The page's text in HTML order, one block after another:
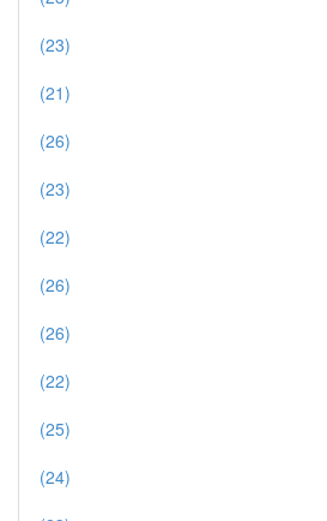
(23)
(21)
(26)
(23)
(22)
(26)
(26)
(22)
(25)
(24)